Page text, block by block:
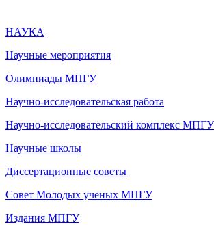
НАУКА
Научные мероприятия
Олимпиады МПГУ
Научно-исследовательская работа
Научно-исследовательский комплекс
Научные школы
Диссертационные советы
Совет Молодых ученых МПГУ
Издания МПГУ